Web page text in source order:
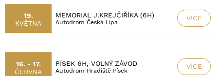
19.
KVĚTNA
MEMORIAL J.KREJČIŘÍKA (6H)
Autodrom Česká Lípa
VÍCE
16. - 17.
ČERVNA
PÍSEK 6H, VOLNÝ ZÁVOD
Autodrom Hradiště Písek
VÍCE